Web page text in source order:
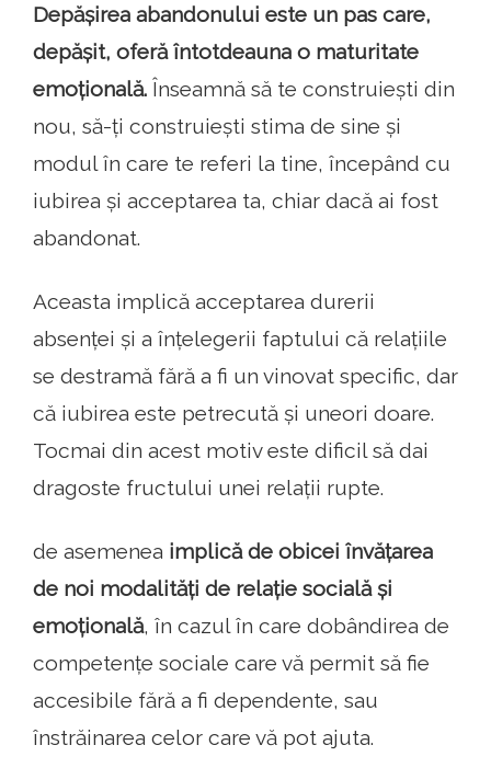
Depășirea abandonului este un pas care,
depășit, oferă întotdeauna o maturitate
emoțională. Înseamnă să te construiești din
nou, să-ți construiești stima de sine și
modul în care te referi la tine, începând cu
iubirea și acceptarea ta, chiar dacă ai fost
abandonat.
Aceasta implică acceptarea durerii
absenței și a înțelegerii faptului că relațiile
se destramă fără a fi un vinovat specific, dar
că iubirea este petrecută și uneori doare.
Tocmai din acest motiv este dificil să dai
dragoste fructului unei relații rupte.
de asemenea implică de obicei învățarea
de noi modalități de relație socială și
emoțională, în cazul în care dobândirea de
competențe sociale care vă permit să fie
accesibile fără a fi dependente, sau
înstrăinarea celor care vă pot ajuta.